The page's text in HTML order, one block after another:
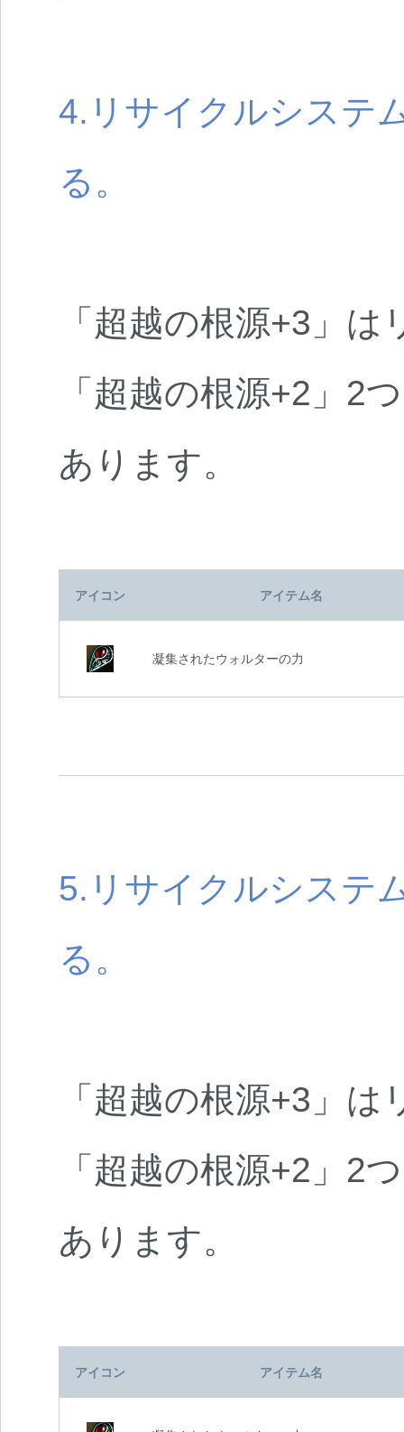
4.リサイクルシステ
る。
「超越の根源+3」
「超越の根源+2」2
あります。
アイコン アイテム名
凝集されたウォルターの力
5.リサイクルシステ
る。
「超越の根源+3」
「超越の根源+2」2
あります。
アイコン アイテム名